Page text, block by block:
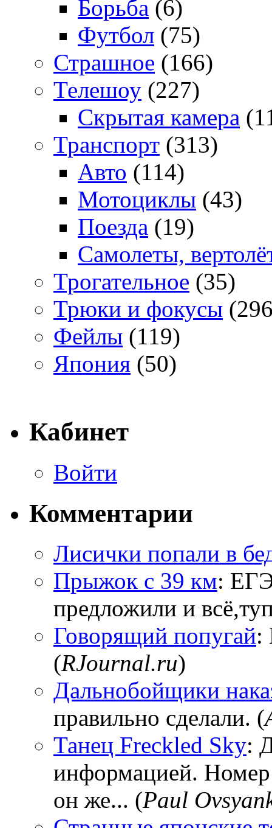
Борьба (6)
Футбол (75)
Страшное (166)
Телешоу (227)
Скрытая камера
Транспорт (313)
Авто (114)
Мотоциклы (43)
Поезда (19)
Самолеты,
Трогательное (35)
Трюки и фокусы
Фейлы (119)
Япония (50)
Кабинет
Войти
Комментарии
Лисички попали в
Прыжок с 39 км:
предложили и
Говорящий попугай:
(RJournal.ru)
Дальнобойщики
правильно сделали. (
Танец Freckled Sky:
информацией.
он же... (Paul